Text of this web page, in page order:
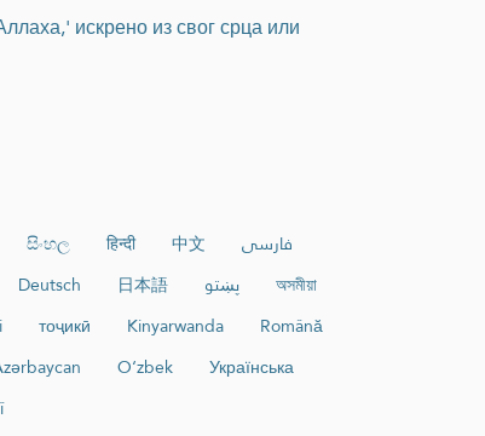
искрено из свог срца или
සිංහල हिन्दी 中文
فارسی
Deutsch 日本語 پښتو
অসমীয়া
тоҷикӣ Kinyarwanda
Română
O‘zbek
Українська